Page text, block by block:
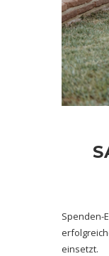
Spenden-
einsetzt.